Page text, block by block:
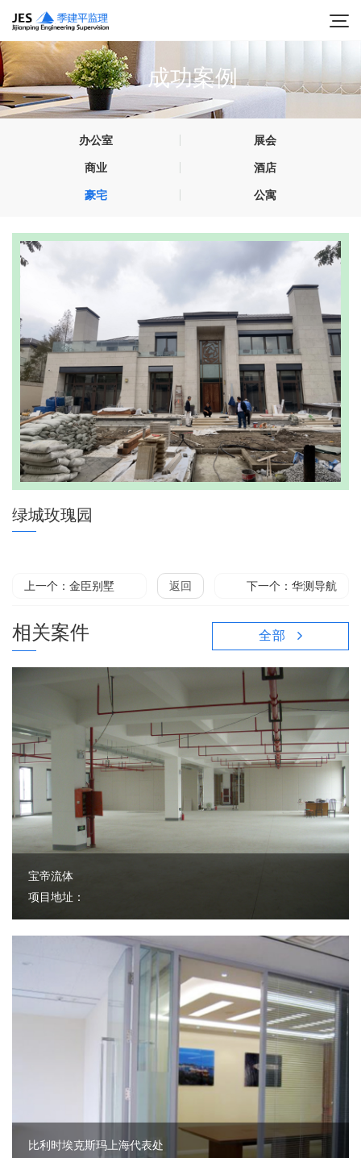
成功案例
办公室 展会
商业 酒店
豪宅 公寓
绿城玫瑰园
上一个：金臣别墅 返回 下一个：华测导航
相关案件 全部
宝帝流体
项目地址：
比利时埃克斯玛上海代表处